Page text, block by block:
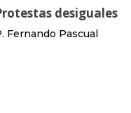
desiguales
Fernando Pascual